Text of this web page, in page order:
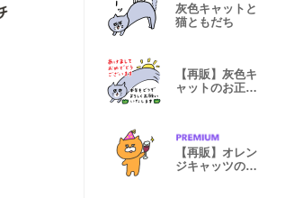
灰色キャットと
猫ともだち
【再販】灰色キ
ャットのお正月
【再販】オレン
ジキャッツのお